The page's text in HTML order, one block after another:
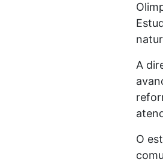
A
O